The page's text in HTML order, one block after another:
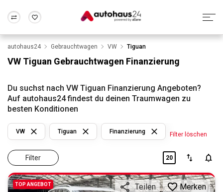
Wir bewerten dein Auto
Alle Fragen & Antworten
Rund um die Inzahlungnahme
Frankfurt Wuppertal
autohaus24 Gebrauchtwagen VW Tiguan
VW Tiguan Gebrauchtwagen Finanzierung
Du suchst nach VW Tiguan Finanzierung Angeboten?
Auf autohaus24 findest du deinen Traumwagen zu
besten Konditionen
Filter
VW Tiguan Finanzierung Filter löschen
20
TOP ANGEBOT Teilen Merken